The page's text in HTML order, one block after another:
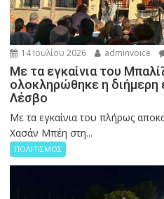
14 Ιουλίου 2026 adminvoice
Με τα εγκαίνια του
ολοκληρώθηκε η
Λέσβο
Με τα εγκαίνια του πλήρως
Χασάν Μπέη στη...
ΠΟΛΙΤΙΣΜΟΣ